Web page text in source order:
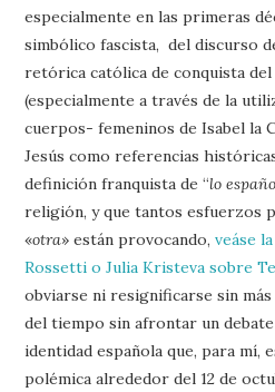
especialmente en las primeras
simbólico fascista, del discurso
retórica católica de conquista
(especialmente a través de la
cuerpos- femeninos de Isabel la
Jesús como referencias
definición franquista de “lo
religión, y que tantos esfuerzos
«otra» están provocando,veáse
Rossetti o Julia Kristeva sobre
obviarse ni resignificarse sin
del tiempo sin afrontar un
identidad española que, para mí,
polémica alrededor del 12 de